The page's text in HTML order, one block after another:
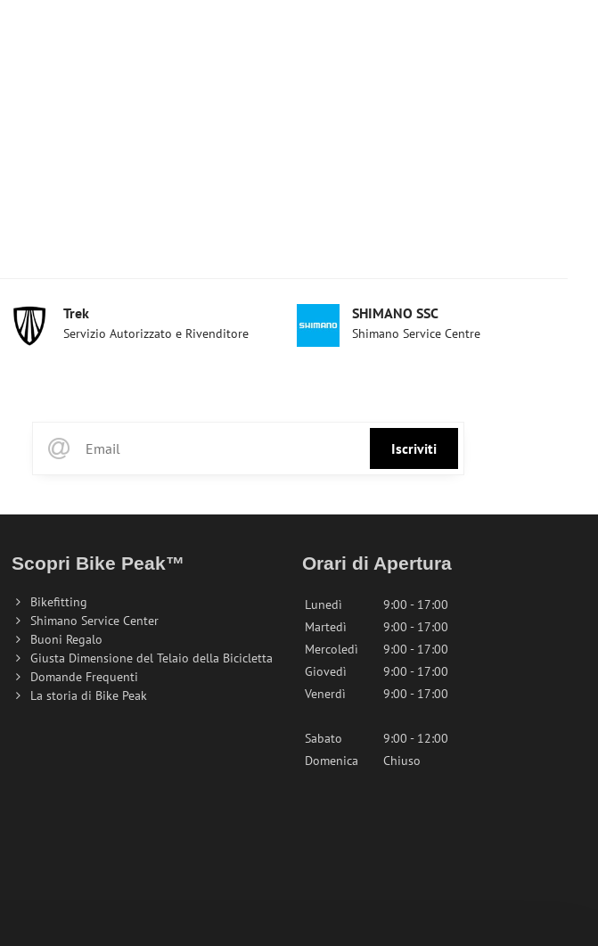
Trek
Servizio Autorizzato e Rivenditore
SHIMANO SSC
Shimano Service Centre
Iscriviti
Scopri Bike Peak™
Bikefitting
Shimano Service Center
Buoni Regalo
Giusta Dimensione del Telaio della Bicicletta
Domande Frequenti
La storia di Bike Peak
Orari di Apertura
Lunedì
9:00 - 17:00
Martedì
9:00 - 17:00
Mercoledì
9:00 - 17:00
Giovedì
9:00 - 17:00
Venerdì
9:00 - 17:00
Sabato
9:00 - 12:00
Domenica
Chiuso